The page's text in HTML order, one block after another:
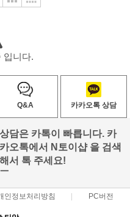
입니다.
Q&A 카카오톡 상담
상담은 카톡이 빠릅니다. 카
카오톡에서 N토이샵 을 검색
해서 톡 주세요!
ㅡ
인정보처리방침 PC버전